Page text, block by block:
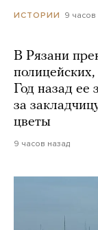
ИСТОРИИ 9 часов
В Рязани
Год назад ее
за
цветы
9 часов назад